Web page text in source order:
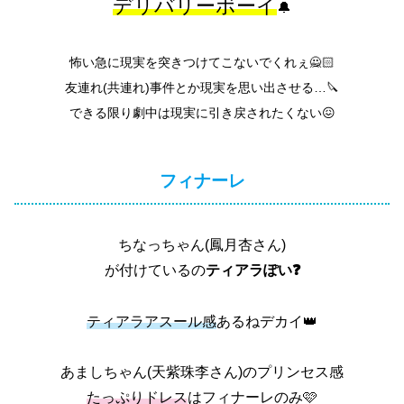
デリバリーボーイ🔔
怖い急に現実を突きつけてこないでくれぇ🙅🏻
友連れ(共連れ)事件とか現実を思い出させる…🔪
できる限り劇中は現実に引き戻されたくない😖
フィナーレ
ちなっちゃん(鳳月杏さん)
が付けているのティアラぽい❓
ティアラアスール感あるねデカイ👑
あましちゃん(天紫珠李さん)のプリンセス感
たっぷりドレスはフィナーレのみ🩷